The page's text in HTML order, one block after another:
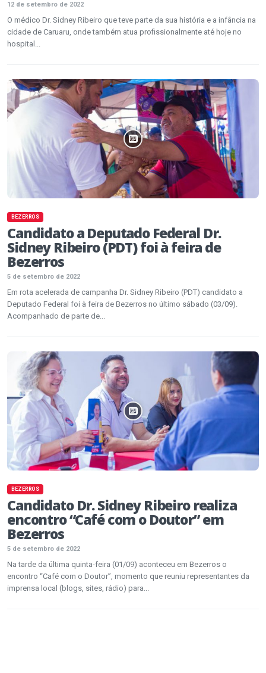
12 de setembro de 2022
O médico Dr. Sidney Ribeiro que teve parte da sua história e a infância na
cidade de Caruaru, onde também atua profissionalmente até hoje no
hospital...
BEZERROS
Candidato a Deputado Federal Dr.
Sidney Ribeiro (PDT) foi à feira de
Bezerros
5 de setembro de 2022
Em rota acelerada de campanha Dr. Sidney Ribeiro (PDT) candidato a
Deputado Federal foi à feira de Bezerros no último sábado (03/09).
Acompanhado de parte de...
BEZERROS
Candidato Dr. Sidney Ribeiro realiza
encontro “Café com o Doutor” em
Bezerros
5 de setembro de 2022
Na tarde da última quinta-feira (01/09) aconteceu em Bezerros o
encontro “Café com o Doutor”, momento que reuniu representantes da
imprensa local (blogs, sites, rádio) para...